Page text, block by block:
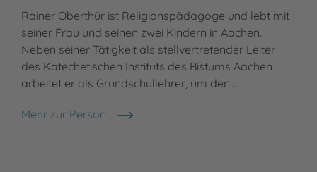
Rainer Oberthür ist Religionspädagoge und lebt mit
seiner Frau und seinen zwei Kindern in Aachen.
Neben seiner Tätigkeit als stellvertretender Leiter
des Katechetischen Instituts des Bistums Aachen
arbeitet er als Grundschullehrer, um den…
Mehr zur Person
Rainer Oberthür